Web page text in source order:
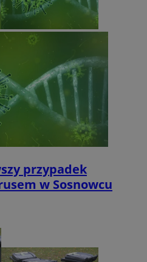
przypadek
w Sosnowcu